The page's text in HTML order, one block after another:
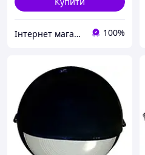
Інтернет магазин "Світ Електрики" 100%